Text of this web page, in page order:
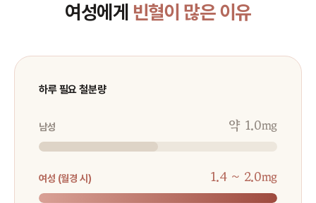
여성에게 빈혈이 많은 이유
하루 필요 철분량
남성 약 1.0㎎
여성 (월경 시) 1.4 ~ 2.0㎎